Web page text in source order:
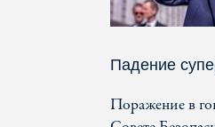
Падение
Поражение в